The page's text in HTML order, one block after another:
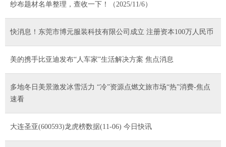
纱布题材名单整理，查收一下！（2025/11/6）
快消息！东莞市博元服装科技有限公司成立 注册资本100万人民币
美的携手比亚迪发布“人车家”生活解决方案 焦点消息
多地冬日美景激发冰雪活力 “冷”资源点燃文旅市场“热”消费-焦点
速看
大连圣亚(600593)龙虎榜数据(11-06) 今日快讯